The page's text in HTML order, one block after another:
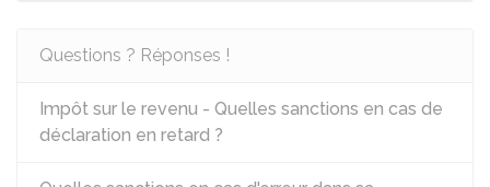
Questions ? Réponses !
Impôt sur le revenu - Quelles sanctions en cas de
déclaration en retard ?